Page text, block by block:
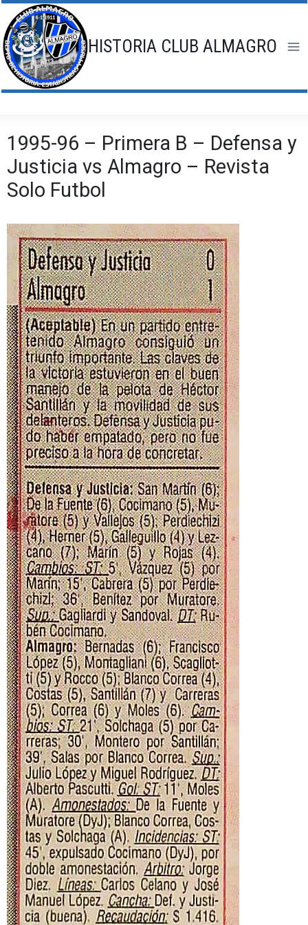
Saltar
al
contenido
HISTORIA CLUB ALMAGRO
1995-96 – Primera B – Defensa y
Justicia vs Almagro – Revista
Solo Futbol